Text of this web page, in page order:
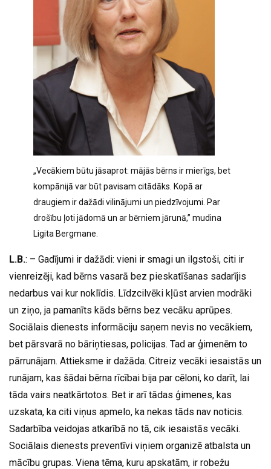
„Vecākiem būtu jāsaprot: mājās bērns ir mierīgs, bet
kompānijā var būt pavisam citādāks. Kopā ar
draugiem ir dažādi vilinājumi un piedzīvojumi. Par
drošību ļoti jādomā un ar bērniem jārunā,” mudina
Ligita Bergmane.
L.B.: – Gadījumi ir dažādi: vieni ir smagi un ilgstoši, citi ir
vienreizēji, kad bērns vasarā bez pieskatīšanas sadarījis
nedarbus vai kur noklīdis. Līdzcilvēki kļūst arvien modrāki
un ziņo, ja pamanīts kāds bērns bez vecāku aprūpes.
Sociālais dienests informāciju saņem nevis no vecākiem,
bet pārsvarā no bāriņtiesas, policijas. Tad ar ģimenēm to
pārrunājam. Attieksme ir dažāda. Citreiz vecāki iesaistās un
runājam, kas šādai bērna rīcībai bija par cēloni, ko darīt, lai
tāda vairs neatkārtotos. Bet ir arī tādas ģimenes, kas
uzskata, ka citi viņus apmelo, ka nekas tāds nav noticis.
Sadarbība veidojas atkarībā no tā, cik iesaistās vecāki.
Sociālais dienests preventīvi viņiem organizē atbalsta un
mācību grupas. Viena tēma, kuru apskatām, ir robežu